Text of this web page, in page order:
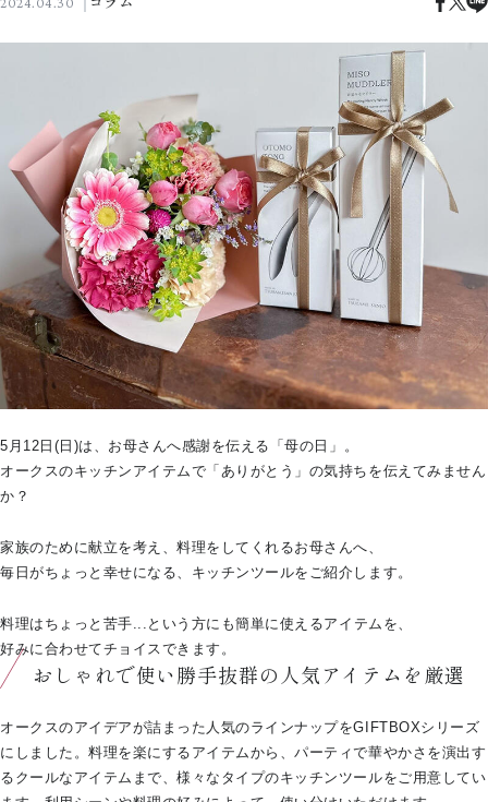
5月12日(日)は、お母さんへ感謝を伝える「母の日」。
オークスのキッチンアイテムで「ありがとう」の気持ちを伝えてみません
か？
家族のために献立を考え、料理をしてくれるお母さんへ、
毎日がちょっと幸せになる、キッチンツールをご紹介します。
料理はちょっと苦手...という方にも簡単に使えるアイテムを、
好みに合わせてチョイスできます。
おしゃれで使い勝手抜群の人気アイテムを厳選
オークスのアイデアが詰まった人気のラインナップをGIFTBOXシリーズ
にしました。料理を楽にするアイテムから、パーティで華やかさを演出す
るクールなアイテムまで、様々なタイプのキッチンツールをご用意してい